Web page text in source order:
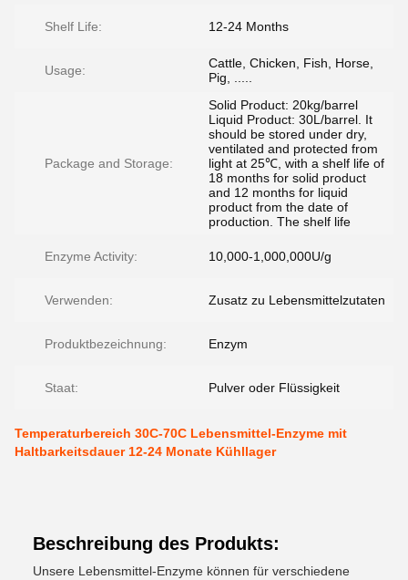
Shelf Life: 12-24 Months
Usage:
Cattle, Chicken, Fish, Horse,
Pig, .....
Package and Storage:
Solid Product: 20kg/barrel
Liquid Product: 30L/barrel. It
should be stored under dry,
ventilated and protected from
light at 25℃, with a shelf life of
18 months for solid product
and 12 months for liquid
product from the date of
production. The shelf life
Enzyme Activity: 10,000-1,000,000U/g
Verwenden: Zusatz zu Lebensmittelzutaten
Produktbezeichnung: Enzym
Staat: Pulver oder Flüssigkeit
Temperaturbereich 30C-70C Lebensmittel-Enzyme mit
Haltbarkeitsdauer 12-24 Monate Kühllager
Beschreibung des Produkts:
Unsere Lebensmittel-Enzyme können für verschiedene